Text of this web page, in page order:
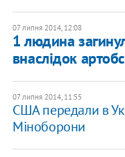
07 липня 2014, 12:08
1 людина
внаслідок
07 липня 2014, 11:55
США передали в
Міноборони